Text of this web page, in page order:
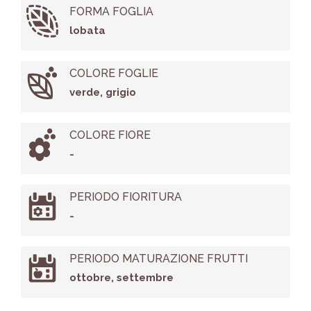
FORMA FOGLIA
lobata
COLORE FOGLIE
verde, grigio
COLORE FIORE
-
PERIODO FIORITURA
-
PERIODO MATURAZIONE FRUTTI
ottobre, settembre